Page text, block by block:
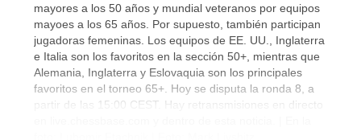
mayores a los 50 años y mundial veteranos por equipos
mayoes a los 65 años. Por supuesto, también participan
jugadoras femeninas. Los equipos de EE. UU., Inglaterra
e Italia son los favoritos en la sección 50+, mientras que
Alemania, Inglaterra y Eslovaquia son los principales
favoritos en el torneo 65+. Hoy se disputa la ronda 8, a
partir de las 15:00 CEST. Hay retransmisiones en directo